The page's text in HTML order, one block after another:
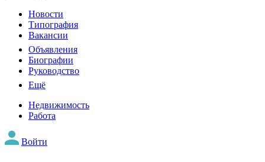
Новости
Типография
Вакансии
Объявления
Биографии
Руководство
Ещё
Недвижимость
Работа
Войти